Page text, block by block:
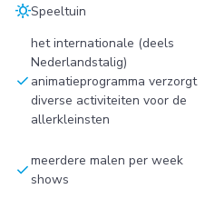
sunnySpeeltuin
check
het internationale (deels
Nederlandstalig)
animatieprogramma verzorgt
diverse activiteiten voor de
allerkleinsten
checkmeerdere malen per week
shows